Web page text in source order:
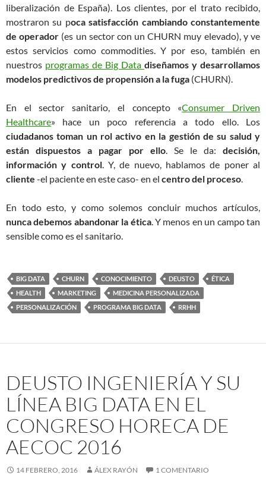
liberalización de España). Los clientes, por el trato recibido,
mostraron su poca satisfacción cambiando constantemente
de operador (es un sector con un CHURN muy elevado), y ve
estos servicios como commodities. Y por eso, también en
nuestros programas de Big Data diseñamos y desarrollamos
modelos predictivos de propensión a la fuga (CHURN).
En el sector sanitario, el concepto «Consumer Driven
Healthcare» hace un poco referencia a todo ello. Los
ciudadanos toman un rol activo en la gestión de su salud y
están dispuestos a pagar por ello. Se le da: decisión,
información y control. Y, de nuevo, hablamos de poner al
cliente -el paciente en este caso- en el centro del proceso.
En todo esto, y como solemos concluir muchos artículos,
nunca debemos abandonar la ética. Y menos en un campo tan
sensible como es el sanitario.
BIG DATA CHURN CONOCIMIENTO DEUSTO
ÉTICA
HEALTH
MARKETING
MEDICINA PERSONALIZADA
PERSONALIZACIÓN
PROGRAMA BIG DATA RRHH
DEUSTO INGENIERÍA Y SU
LÍNEA BIG DATA EN EL
CONGRESO HORECA DE
AECOC 2016
14 FEBRERO, 2016 ÁLEX RAYÓN 1 COMENTARIO